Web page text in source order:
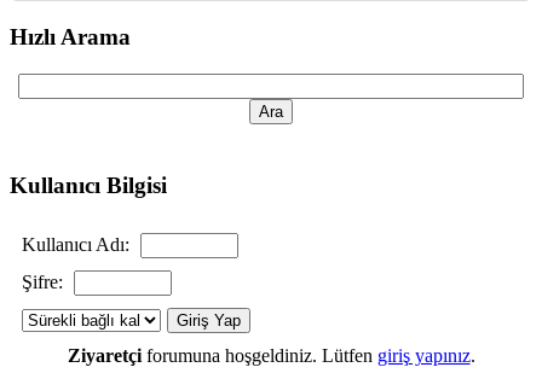
Hızlı Arama
Kullanıcı Bilgisi
Kullanıcı Adı:
Şifre:
Ziyaretçiforumuna hoşgeldiniz. Lütfen giriş yapınız.